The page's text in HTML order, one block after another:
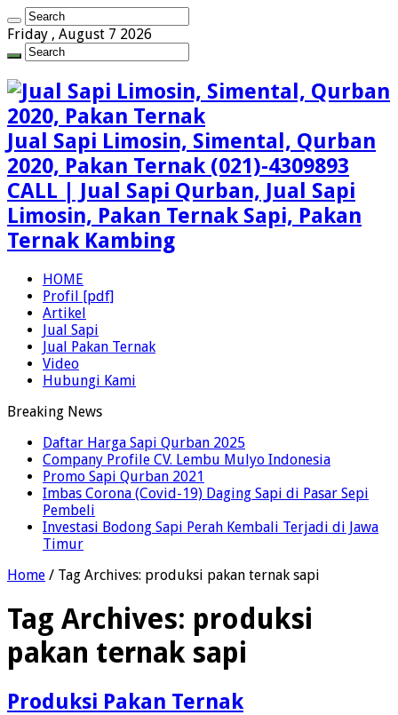
Friday , August 7 2026
Jual Sapi Limosin, Simental, Qurban
2020, Pakan Ternak (021)-4309893
CALL | Jual Sapi Qurban, Jual Sapi
Limosin, Pakan Ternak Sapi, Pakan
Ternak Kambing
HOME
Profil [pdf]
Artikel
Jual Sapi
Jual Pakan Ternak
Video
Hubungi Kami
Breaking News
Daftar Harga Sapi Qurban 2025
Company Profile CV. Lembu Mulyo Indonesia
Promo Sapi Qurban 2021
Imbas Corona (Covid-19) Daging Sapi di Pasar Sepi
Pembeli
Investasi Bodong Sapi Perah Kembali Terjadi di Jawa
Timur
Home / Tag Archives: produksi pakan ternak sapi
Tag Archives: produksi
pakan ternak sapi
Produksi Pakan Ternak